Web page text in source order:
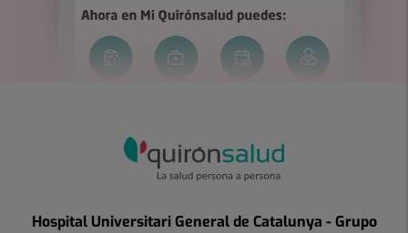
Hospital Universitari General de Catalunya - Grupo